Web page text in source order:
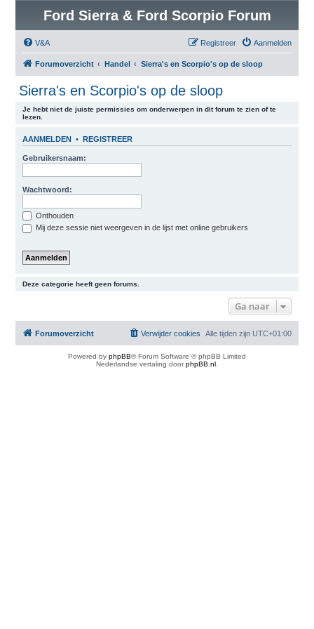
Ford Sierra & Ford Scorpio Forum
V&A Aanmelden
Registreer
Forumoverzicht Handel Sierra's en Scorpio's op de sloop
Sierra's en Scorpio's op de sloop
Je hebt niet de juiste permissies om onderwerpen in dit forum te zien of te
lezen.
AANMELDEN • REGISTREER
Gebruikersnaam:
Wachtwoord:
Onthouden
Mij deze sessie niet weergeven in de lijst met online gebruikers
Deze categorie heeft geen forums.
Ga naar
Forumoverzicht Alle tijden zijn UTC+01:00
Verwijder cookies
Powered by phpBB® Forum Software © phpBB Limited
Nederlandse vertaling doorphpBB.nl